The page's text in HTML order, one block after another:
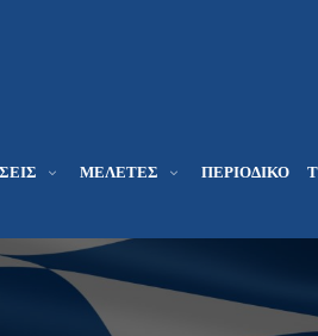
ΜΕΛΕΤΕΣ ΠΕΡΙΟΔΙΚΌ